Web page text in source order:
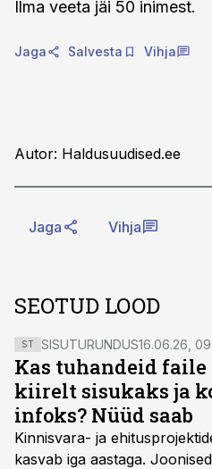
Ilma veeta jäi 50 inimest.
Jaga Salvesta Vihja
Autor: Haldusuudised.ee
Jaga Vihja
SEOTUD LOOD
ST SISUTURUNDUS16.06.26,
Kas tuhandeid faile
kiirelt sisukaks ja
infoks? Nüüd saab
Kinnisvara- ja
kasvab iga aastaga.